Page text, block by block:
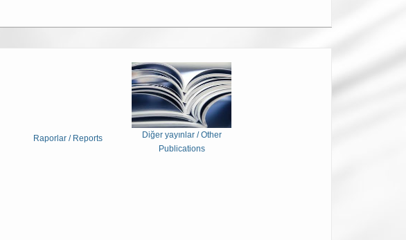
Raporlar / Reports
Diğer yayınlar / Other
Publications